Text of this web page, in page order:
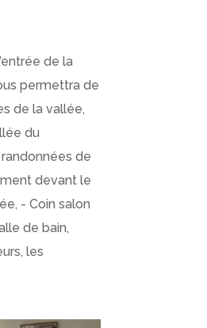
de la
permettra de
de la vallée,
du
de
devant le
- Coin salon
de bain,
les